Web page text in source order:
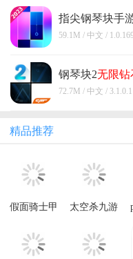
指尖钢琴块手
中文版
59.1M / 中文 /
钢琴块2无限钻
中文版
72.7M / 中文 /
精品推荐
假面骑士甲
新版(Zect
Rider Power)
太空杀九游